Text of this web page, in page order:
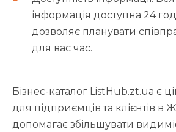
інформація доступна 24
дозволяє планувати
для вас час.
Бізнес-каталог ListHub.zt.ua є
для підприємців та клієнтів в
допомагає збільшувати